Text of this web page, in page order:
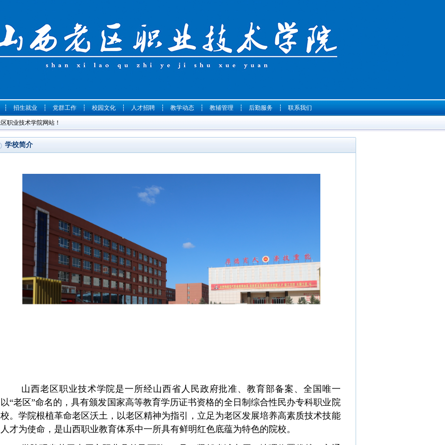
职业技术学院网站！
┆ 招生就业 ┆ 党群工作 ┆ 校园文化 ┆ 人才招聘 ┆ 教学动态 ┆ 教辅管理 ┆ 后勤服务 ┆ 联系我们
学校简介
山西老区职业技术学院是一所经山西省人民政府批准、教育部备案 、全国唯一
以“老区”命名的，具有颁发国家高等教育学历证书资格的全日制综合性民办专科职业院
校。学院根植革命老区沃土，以老区精神为指引，立足为老区发展培养高素质技术技能
人才为使命，是山西职业教育体系中一所具有鲜明红色底蕴为特色的院校。